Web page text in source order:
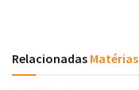
Relacionadas Matérias